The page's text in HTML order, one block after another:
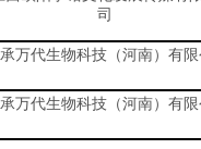
司
万代生物科技（河南）有
万代生物科技（河南）有